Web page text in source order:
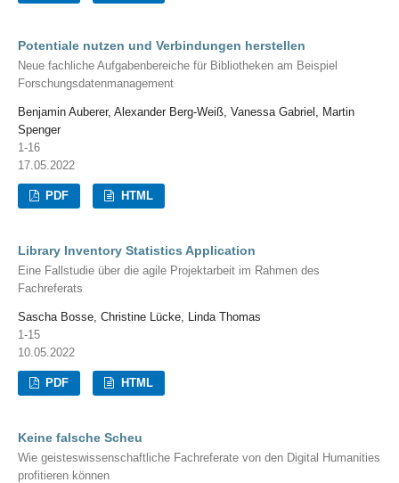
Potentiale nutzen und Verbindungen herstellen
Neue fachliche Aufgabenbereiche für Bibliotheken am Beispiel
Forschungsdatenmanagement
Benjamin Auberer, Alexander Berg-Weiß, Vanessa Gabriel, Martin
Spenger
1-16
17.05.2022
PDF HTML
Library Inventory Statistics Application
Eine Fallstudie über die agile Projektarbeit im Rahmen des
Fachreferats
Sascha Bosse, Christine Lücke, Linda Thomas
1-15
10.05.2022
PDF HTML
Keine falsche Scheu
Wie geisteswissenschaftliche Fachreferate von den Digital Humanities
profitieren können